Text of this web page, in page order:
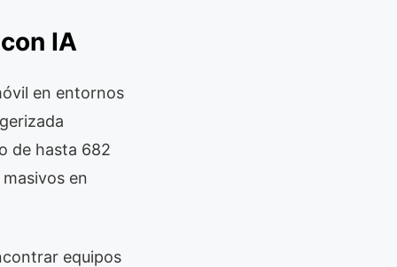
IA
en entornos
de hasta 682
en
equipos